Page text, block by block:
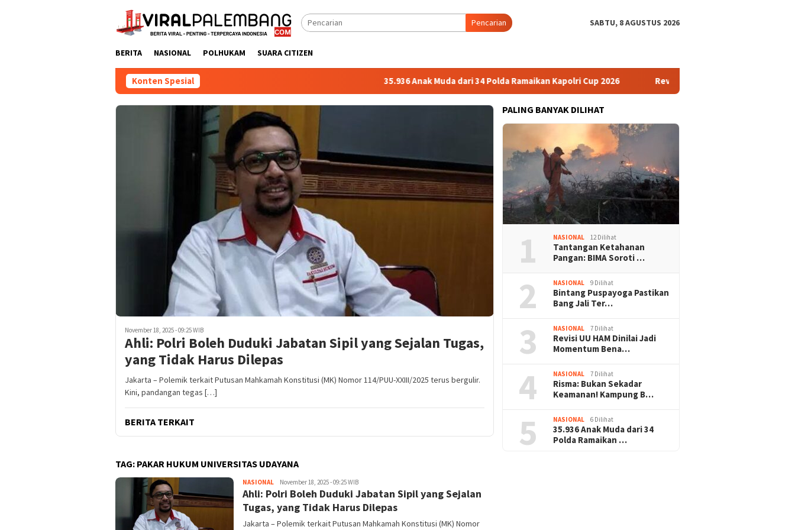
Pencarian SABTU, 8 AGUSTUS 2026
BERITA NASIONAL POLHUKAM SUARA CITIZEN
Konten Spesial 35.936 Anak Muda dari 34 Polda Ramaikan Kapolri Cup 2026 Revisi UU HAM Dinilai Jadi Momentum
November 18, 2025 - 09:25 WIB
Ahli: Polri Boleh Duduki Jabatan Sipil yang Sejalan Tugas,
yang Tidak Harus Dilepas
Jakarta – Polemik terkait Putusan Mahkamah Konstitusi (MK) Nomor 114/PUU-XXIII/2025 terus bergulir.
Kini, pandangan tegas […]
BERITA TERKAIT
TAG: PAKAR HUKUM UNIVERSITAS UDAYANA
NASIONAL Redaktur
November 18, 2025 - 09:25 WIB
Ahli: Polri Boleh Duduki Jabatan Sipil yang Sejalan
Tugas, yang Tidak Harus Dilepas
Jakarta – Polemik terkait Putusan Mahkamah Konstitusi (MK) Nomor
PALING BANYAK DILIHAT
1 NASIONAL 12 Dilihat
Tantangan Ketahanan
Pangan: BIMA Soroti …
2 NASIONAL 9 Dilihat
Bintang Puspayoga Pastikan
Bang Jali Ter…
3 NASIONAL 7 Dilihat
Revisi UU HAM Dinilai Jadi
Momentum Bena…
4 NASIONAL 7 Dilihat
Risma: Bukan Sekadar
Keamanan! Kampung B…
5 NASIONAL 6 Dilihat
35.936 Anak Muda dari 34
Polda Ramaikan …